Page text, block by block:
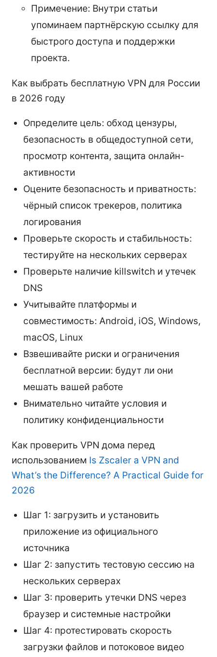
Примечение: Внутри статьи
упоминаем партнёрскую ссылку для
быстрого доступа и поддержки
проекта.
Как выбрать бесплатную VPN для России
в 2026 году
Определите цель: обход цензуры,
безопасность в общедоступной сети,
просмотр контента, защита онлайн-
активности
Оцените безопасность и приватность:
чёрный список трекеров, политика
логирования
Проверьте скорость и стабильность:
тестируйте на нескольких серверах
Проверьте наличие killswitch и утечек
DNS
Учитывайте платформы и
совместимость: Android, iOS, Windows,
macOS, Linux
Взвешивайте риски и ограничения
бесплатной версии: будут ли они
мешать вашей работе
Внимательно читайте условия и
политику конфиденциальности
Как проверить VPN дома перед
использованием Is Zscaler a VPN and
What’s the Difference? A Practical Guide for
2026
Шаг 1: загрузить и установить
приложение из официального
источника
Шаг 2: запустить тестовую сессию на
нескольких серверах
Шаг 3: проверить утечки DNS через
браузер и системные настройки
Шаг 4: протестировать скорость
загрузки файлов и потоковое видео